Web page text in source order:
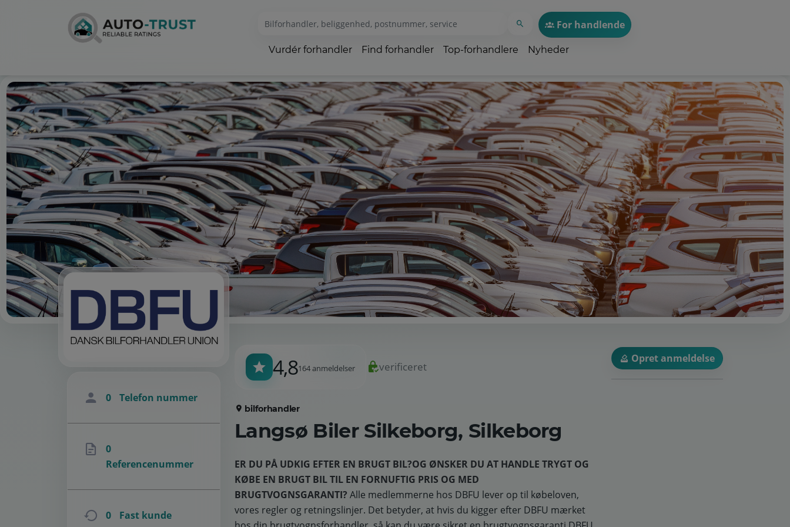
For handlende
Vurdér forhandler Find forhandler Top-forhandlere Nyheder
4,8164 anmeldelser verificeret
bilforhandler
Langsø Biler Silkeborg, Silkeborg
ER DU PÅ UDKIG EFTER EN BRUGT BIL?OG ØNSKER DU AT HANDLE TRYGT OG
KØBE EN BRUGT BIL TIL EN FORNUFTIG PRIS OG MED
BRUGTVOGNSGARANTI? Alle medlemmerne hos DBFU lever op til købeloven,
vores regler og retningslinjer. Det betyder, at hvis du kigger efter DBFU mærket
Opret anmeldelse
0 Telefon nummer
0
Referencenummer
0 Fast kunde